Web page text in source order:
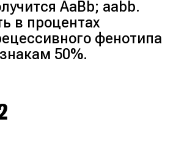
AaBb; aabb.
в процентах
фенотипа
50%.